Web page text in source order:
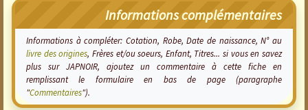
Informations complémentaires
Informations à compléter: Cotation, Robe, Date de naissance, N° au
livre des origines, Frères et/ou soeurs, Enfant, Titres... si vous en savez
plus sur JAPNOIR, ajoutez un commentaire à cette fiche en
remplissant le formulaire en bas de page (paragraphe
"Commentaires").